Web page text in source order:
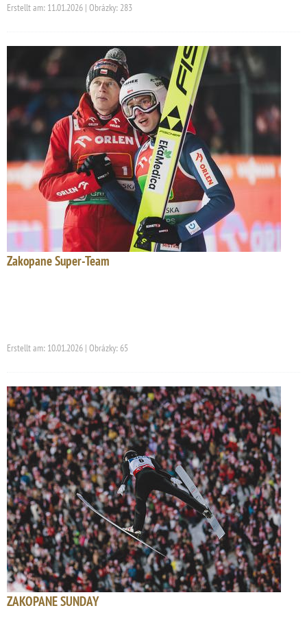
Erstellt am: 11.01.2026 | Obrázky: 283
Zakopane Super-Team
Erstellt am: 10.01.2026 | Obrázky: 65
ZAKOPANE SUNDAY